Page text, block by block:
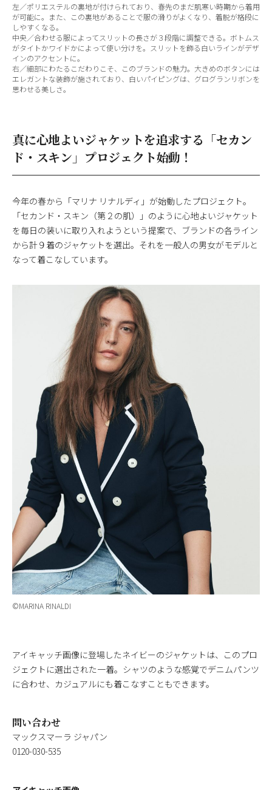
左／ポリエステルの裏地が付けられており、春先のまだ肌寒い時期から着用
が可能に。また、この裏地があることで服の滑りがよくなり、着脱が格段に
しやすくなる。
中央／合わせる服によってスリットの長さが３段階に調整できる。ボトムス
がタイトかワイドかによって使い分けを。スリットを飾る白いラインがデザ
インのアクセントに。
右／細部にわたるこだわりこそ、このブランドの魅力。大きめのボタンには
エレガントな装飾が施されており、白いパイピングは、グログランリボンを
思わせる美しさ。
真に心地よいジャケットを追求する「セカン
ド・スキン」プロジェクト始動！
今年の春から「マリナ リナルディ」が始動したプロジェクト。
「セカンド・スキン（第２の肌）」のように心地よいジャケット
を毎日の装いに取り入れようという提案で、ブランドの各ライン
から計９着のジャケットを選出。それを一般人の男女がモデルと
なって着こなしています。
©MARINA RINALDI
アイキャッチ画像に登場したネイビーのジャケットは、このプロ
ジェクトに選出された一着。シャツのような感覚でデニムパンツ
に合わせ、カジュアルにも着こなすこともできます。
問い合わせ
マックスマーラ ジャパン
0120-030-535